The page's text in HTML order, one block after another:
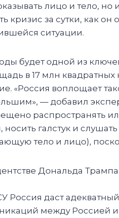
лицо и тело, но
кризис за сутки, как
ситуации.
будет одной из
в 17 млн
«Россия воплощает
— добавил
распространять
галстук и
тело и лицо),
Дональда
Россия даст
между